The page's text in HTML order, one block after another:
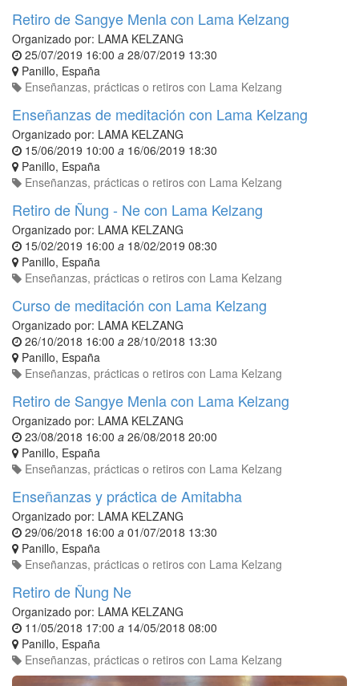
Retiro de Sangye Menla con Lama Kelzang
Organizado por: LAMA KELZANG
25/07/2019 16:00 a 28/07/2019 13:30
Panillo, España
Enseñanzas, prácticas o retiros con Lama Kelzang
Enseñanzas de meditación con Lama Kelzang
Organizado por: LAMA KELZANG
15/06/2019 10:00 a 16/06/2019 18:30
Panillo, España
Enseñanzas, prácticas o retiros con Lama Kelzang
Retiro de Ñung - Ne con Lama Kelzang
Organizado por: LAMA KELZANG
15/02/2019 16:00 a 18/02/2019 08:30
Panillo, España
Enseñanzas, prácticas o retiros con Lama Kelzang
Curso de meditación con Lama Kelzang
Organizado por: LAMA KELZANG
26/10/2018 16:00 a 28/10/2018 13:30
Panillo, España
Enseñanzas, prácticas o retiros con Lama Kelzang
Retiro de Sangye Menla con Lama Kelzang
Organizado por: LAMA KELZANG
23/08/2018 16:00 a 26/08/2018 20:00
Panillo, España
Enseñanzas, prácticas o retiros con Lama Kelzang
Enseñanzas y práctica de Amitabha
Organizado por: LAMA KELZANG
29/06/2018 16:00 a 01/07/2018 13:30
Panillo, España
Enseñanzas, prácticas o retiros con Lama Kelzang
Retiro de Ñung Ne
Organizado por: LAMA KELZANG
11/05/2018 17:00 a 14/05/2018 08:00
Panillo, España
Enseñanzas, prácticas o retiros con Lama Kelzang